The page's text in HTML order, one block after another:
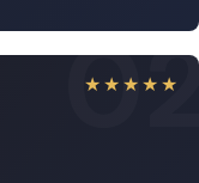
★★★★★